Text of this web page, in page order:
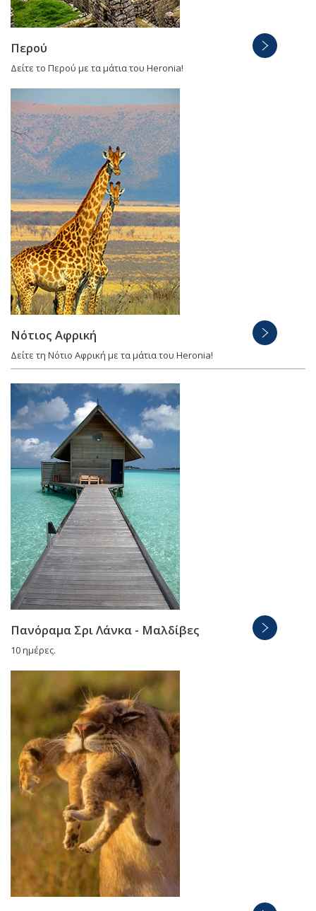
Περού
Δείτε το Περού με τα μάτια του Heronia!
Νότιος Αφρική
Δείτε τη Νότιο Αφρική με τα μάτια του Heronia!
Πανόραμα Σρι Λάνκα - Μαλδίβες
10 ημέρες.